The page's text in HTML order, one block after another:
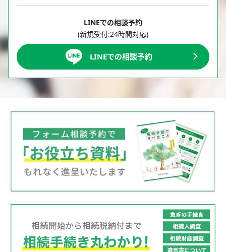
LINEでの相談予約
(新規受付:24時間対応)
LINEでの相談予約